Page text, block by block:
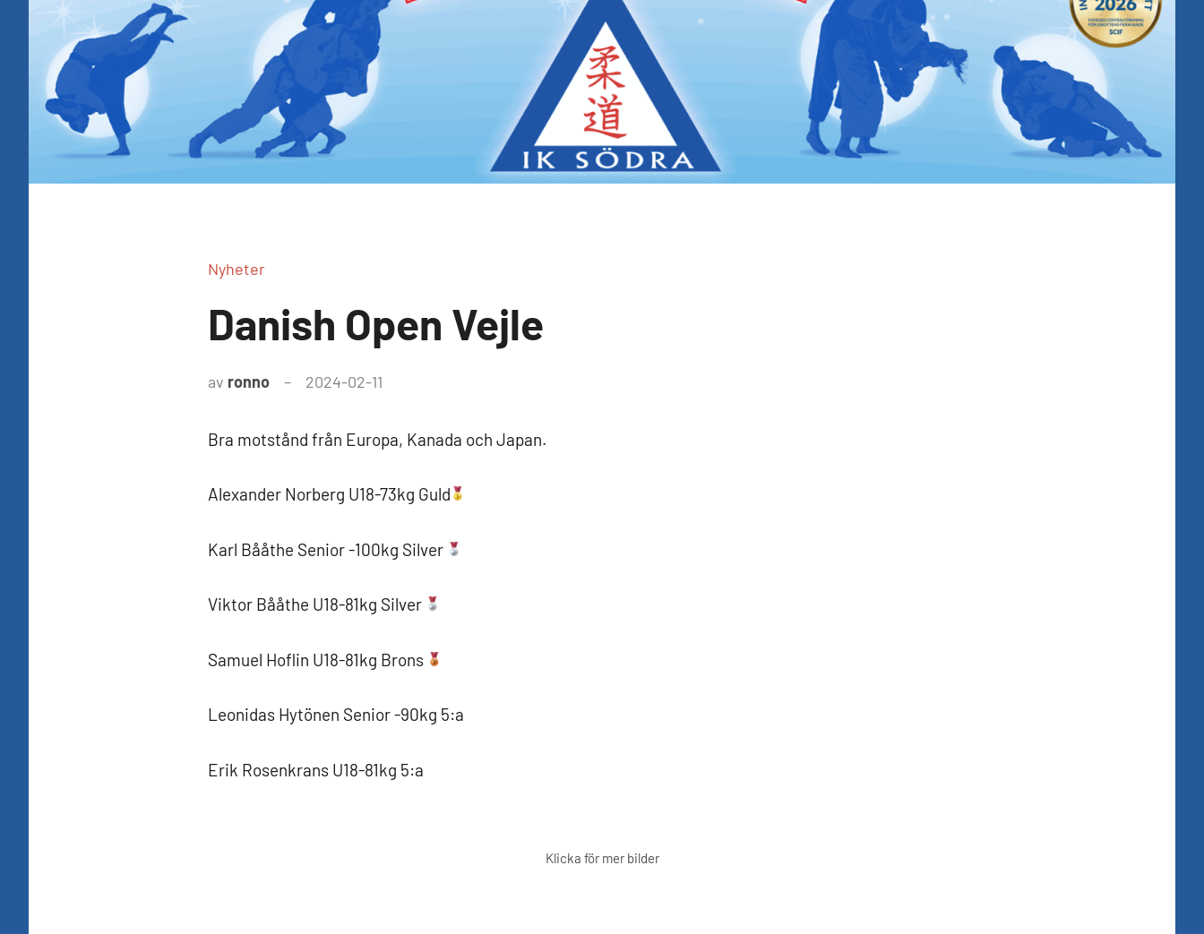
Nyheter
Danish Open Vejle
av ronno 2024-02-11
Bra motstånd från Europa, Kanada och Japan.
Alexander Norberg U18-73kg Guld
Karl Bååthe Senior -100kg Silver
Viktor Bååthe U18-81kg Silver
Samuel Hoflin U18-81kg Brons
Leonidas Hytönen Senior -90kg 5:a
Erik Rosenkrans U18-81kg 5:a
Klicka för mer bilder